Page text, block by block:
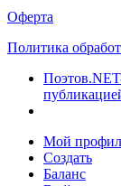
Оферта
Политика
Мой
Создать
Баланс